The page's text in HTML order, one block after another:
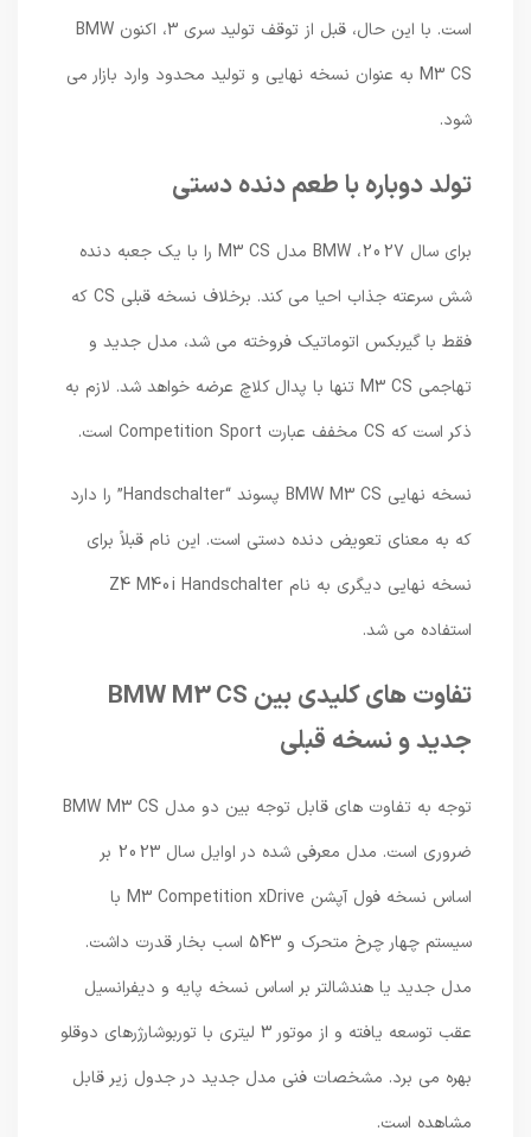
است. با این حال، قبل از توقف تولید سری 3، اکنون BMW
M3 CS به عنوان نسخه نهایی و تولید محدود وارد بازار می
تولد دوباره با طعم دنده دستی
برای سال 2027، BMW مدل M3 CS را با یک جعبه دنده
شش سرعته جذاب احیا می کند. برخلاف نسخه قبلی CS که
فقط با گیربکس اتوماتیک فروخته می شد، مدل جدید و
تهاجمی M3 CS تنها با پدال کلاچ عرضه خواهد شد. لازم به
ذکر است که CS مخفف عبارت Competition Sport است.
نسخه نهایی BMW M3 CS پسوند “Handschalter” را دارد
که به معنای تعویض دنده دستی است. این نام قبلاً برای
نسخه نهایی دیگری به نام Z4 M40i Handschalter
استفاده می شد.
تفاوت های کلیدی بین BMW M3 CS
جدید و نسخه قبلی
توجه به تفاوت های قابل توجه بین دو مدل BMW M3 CS
ضروری است. مدل معرفی شده در اوایل سال 2023 بر
اساس نسخه فول آپشن M3 Competition xDrive با
سیستم چهار چرخ متحرک و 543 اسب بخار قدرت داشت.
مدل جدید یا هندشالتر بر اساس نسخه پایه و دیفرانسیل
عقب توسعه یافته و از موتور 3 لیتری با توربوشارژرهای دوقلو
بهره می برد. مشخصات فنی مدل جدید در جدول زیر قابل
مشاهده است.